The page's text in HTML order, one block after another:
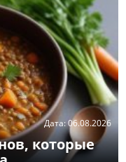
которые
Дата:06.08.2026